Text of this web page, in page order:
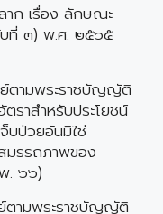
าก เรื่อง ลักษณะ
ที่ ๓) พ.ศ. ๒๕๖๕
ตามพระราชบัญญัติ
ราสำหรับประโยชน์
บป่วยอันมิใช่
มรรถภาพของ
. ๖๖)
ตามพระราชบัญญัติ